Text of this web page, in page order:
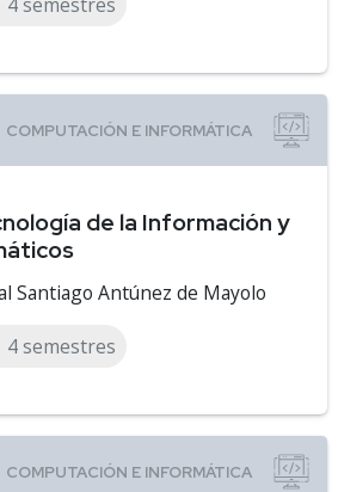
de la Información y
Santiago Antúnez de Mayolo
4 semestres